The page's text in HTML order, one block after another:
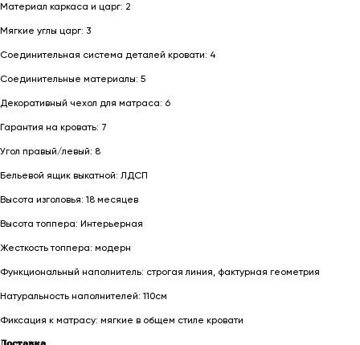
Материал каркаса и царг: 2
Мягкие углы царг: 3
Соединительная система деталей кровати: 4
Соединительные материалы: 5
Декоративный чехол для матраса: 6
Гарантия на кровать: 7
Угол правый/левый: 8
Бельевой ящик выкатной: ЛДСП
Высота изголовья: 18 месяцев
Высота топпера: Интерьерная
Жесткость топпера: модерн
Функциональный наполнитель: строгая линия, фактурная геометрия
Натуральность наполнителей: 110см
Фиксация к матрасу: мягкие в общем стиле кровати